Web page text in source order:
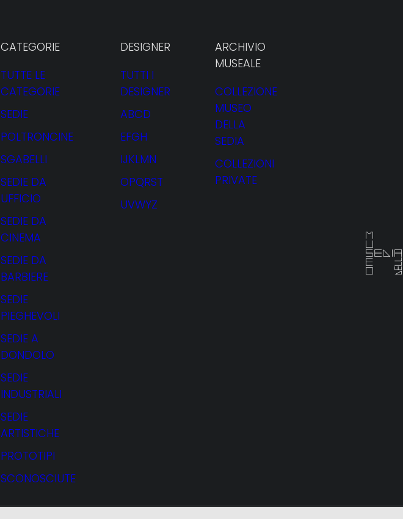
CATEGORIE
TUTTE LE
CATEGORIE
SEDIE
POLTRONCINE
SGABELLI
SEDIE DA
UFFICIO
SEDIE DA
CINEMA
SEDIE DA
BARBIERE
SEDIE
PIEGHEVOLI
SEDIE A
DONDOLO
SEDIE
INDUSTRIALI
SEDIE
ARTISTICHE
PROTOTIPI
SCONOSCIUTE
DESIGNER
TUTTI I
DESIGNER
ABCD
EFGH
IJKLMN
OPQRST
UVWYZ
ARCHIVIO
MUSEALE
COLLEZIONE
MUSEO
DELLA
SEDIA
COLLEZIONI
PRIVATE